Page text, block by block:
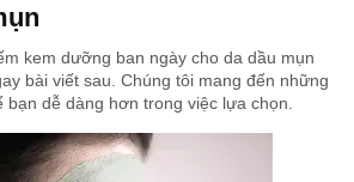
kem dưỡng ban ngày cho da dầu mụn
bài viết sau. Chúng tôi mang đến những
dễ dàng hơn trong việc lựa chọn.